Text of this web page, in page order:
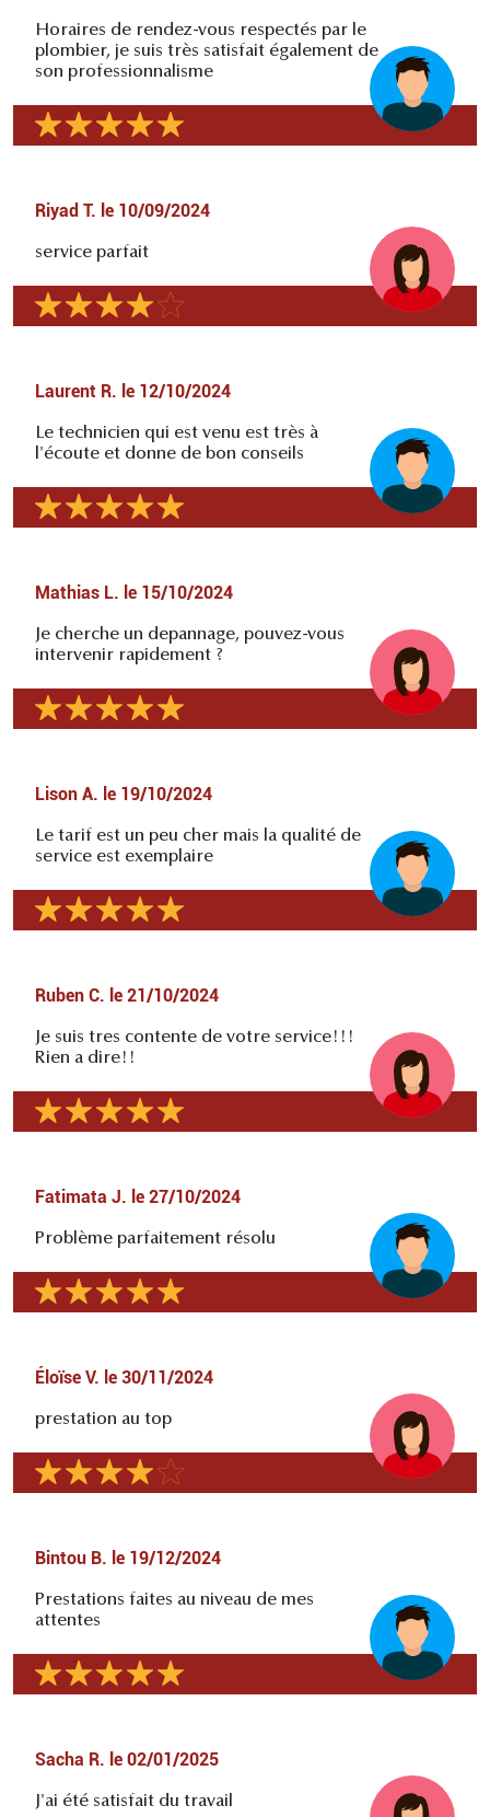
Horaires de rendez-vous respectés par le
plombier, je suis très satisfait également de
son professionnalisme
Riyad T. le 10/09/2024
service parfait
Laurent R. le 12/10/2024
Le technicien qui est venu est très à
l'écoute et donne de bon conseils
Mathias L. le 15/10/2024
Je cherche un depannage, pouvez-vous
intervenir rapidement ?
Lison A. le 19/10/2024
Le tarif est un peu cher mais la qualité de
service est exemplaire
Ruben C. le 21/10/2024
Je suis tres contente de votre service!!!
Rien a dire!!
Fatimata J. le 27/10/2024
Problème parfaitement résolu
Éloïse V. le 30/11/2024
prestation au top
Bintou B. le 19/12/2024
Prestations faites au niveau de mes
attentes
Sacha R. le 02/01/2025
J'ai été satisfait du travail